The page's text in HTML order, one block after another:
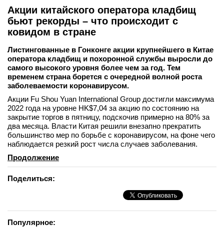
Акции китайского оператора кладбищ
бьют рекорды – что происходит с
ковидом в стране
Листингованные в Гонконге акции крупнейшего в Китае
оператора кладбищ и похоронной службы выросли до
самого высокого уровня более чем за год. Тем
временем страна борется с очередной волной роста
заболеваемости коронавирусом.
Акции Fu Shou Yuan International Group достигли максимума
2022 года на уровне HK$7,04 за акцию по состоянию на
закрытие торгов в пятницу, подскочив примерно на 80% за
два месяца. Власти Китая решили внезапно прекратить
большинство мер по борьбе с коронавирусом, на фоне чего
наблюдается резкий рост числа случаев заболевания.
Продолжение
Поделиться:
Популярное: